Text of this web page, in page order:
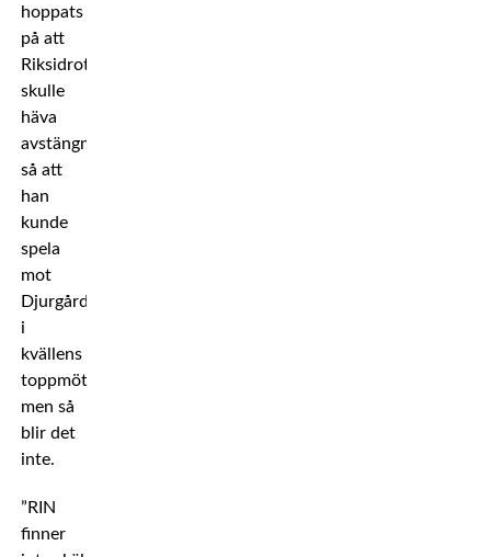
hoppats
på att
Riksidrottsnämnden
skulle
häva
avstängningen
så att
han
kunde
spela
mot
Djurgården
i
kvällens
toppmöte,
men så
blir det
inte.
”RIN
finner